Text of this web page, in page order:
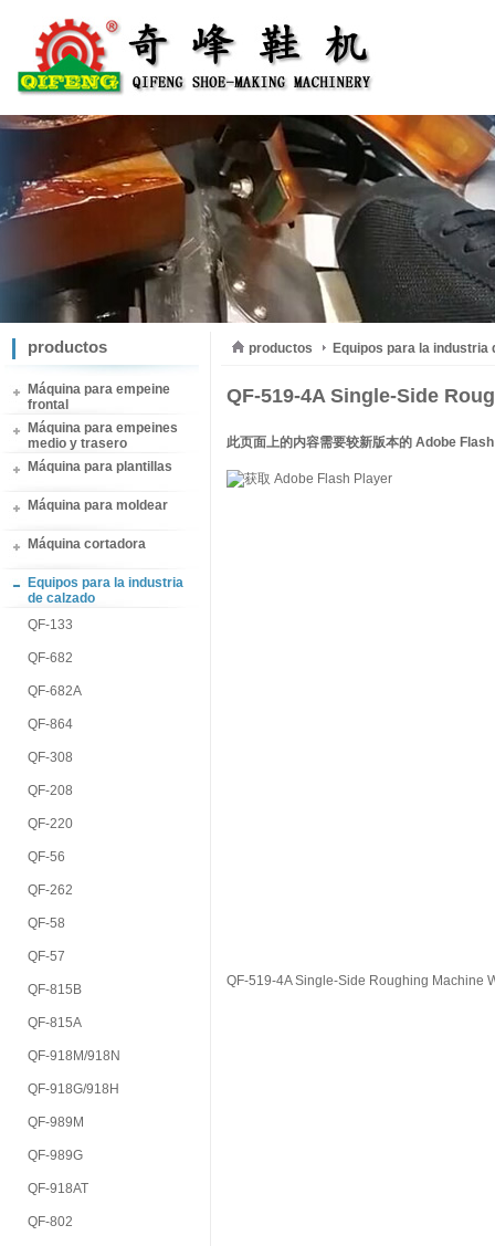
productos
Máquina para empeine
frontal
Máquina para empeines
medio y trasero
Máquina para plantillas
Máquina para moldear
Máquina cortadora
Equipos para la industria
de calzado
QF-133
QF-682
QF-682A
QF-864
QF-308
QF-208
QF-220
QF-56
QF-262
QF-58
QF-57
QF-815B
QF-815A
QF-918M/918N
QF-918G/918H
QF-989M
QF-989G
QF-918AT
QF-802
productos Equipos para la industria
QF-519-4A Single-Side
此页面上的内容需要较新版本的 Adobe
QF-519-4A Single-Side Roughing Machine